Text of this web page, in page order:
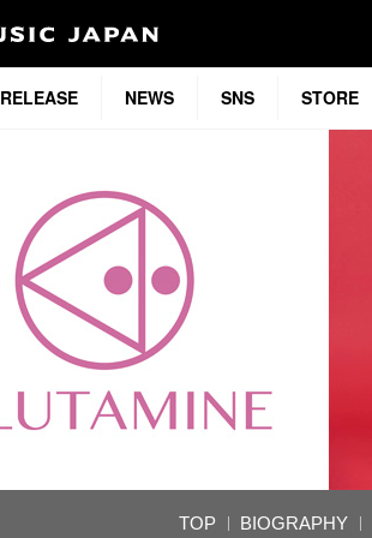
RELEASE NEWS SNS STORE
TOP BIOGRAPHY